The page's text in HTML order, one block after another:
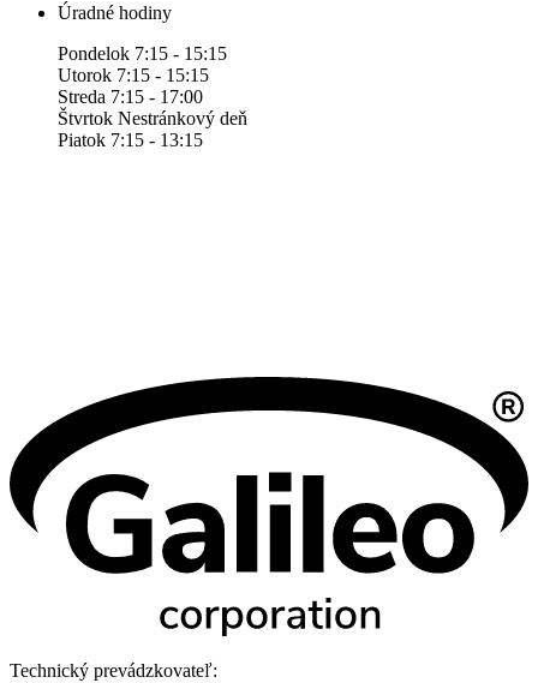
Úradné hodiny
Pondelok 7:15 - 15:15
Utorok 7:15 - 15:15
Streda 7:15 - 17:00
Štvrtok Nestránkový deň
Piatok 7:15 - 13:15
Technický prevádzkovateľ: